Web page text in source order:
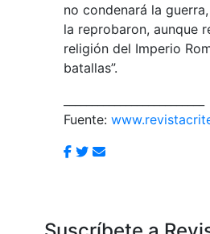
no condenará la
la reprobaron, aunque
religión del Imperio
batallas”.
Fuente: